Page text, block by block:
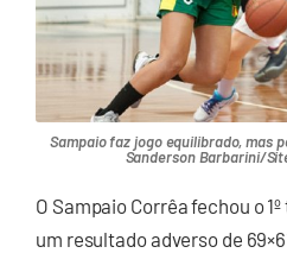
Sampaio faz jogo equilibrado, mas
Sanderson Barbarini/
O Sampaio Corrêa fechou o
um resultado adverso de